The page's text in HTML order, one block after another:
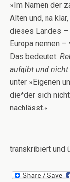
»Im Namen der
Alten und, na klar,
dieses Landes –
Europa nennen –
Das bedeutet:
aufgibt und nicht
unter »Eigenen
die*der sich
nachlässt.«
transkribiert und